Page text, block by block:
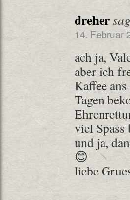
dreher
14. Februar
ach ja,
aber ich
Kaffee
Tagen
viel
und ja,
😊
liebe